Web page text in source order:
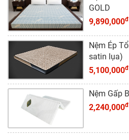
GOLD
9,890,000đ
Nệm Ép
satin lụa)
5,100,000đ
Nệm Gấp
2,240,000đ